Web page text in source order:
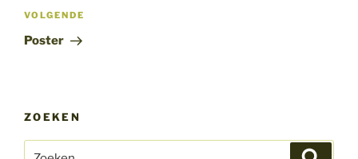
Volgend
bericht
VOLGENDE
Poster
ZOEKEN